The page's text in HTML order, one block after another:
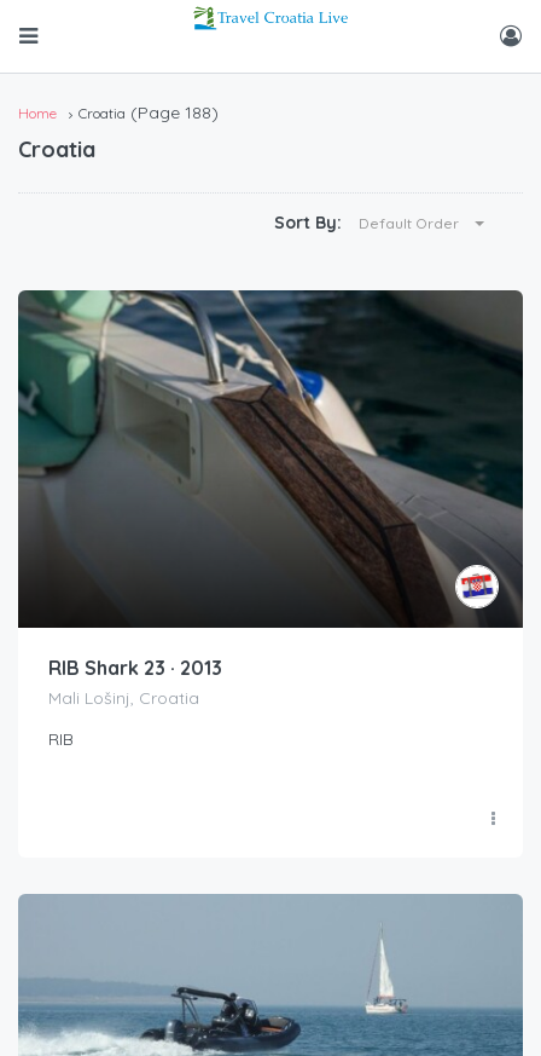
Home Croatia (Page 188)
Croatia
Sort By: Default Order
RIB Shark 23 · 2013
Mali Lošinj, Croatia
RIB